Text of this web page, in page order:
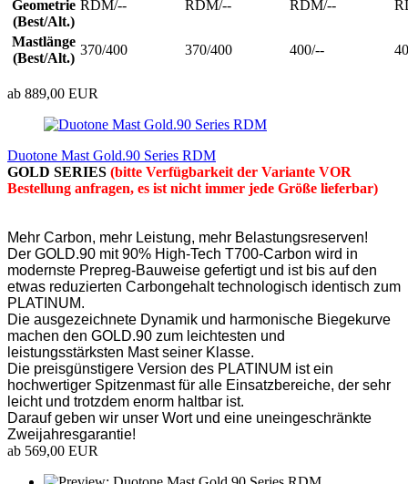
Geometrie
(Best/Alt.)
RDM/-- RDM/-- RDM/--
Mastlänge
(Best/Alt.)
370/400 370/400 400/--
ab 889,00 EUR
Duotone Mast Gold.90 Series RDM
GOLD SERIES (bitte Verfügbarkeit der Variante VOR
Bestellung anfragen, es ist nicht immer jede Größe lieferbar)​
Mehr Carbon, mehr Leistung, mehr Belastungsreserven!
Der GOLD.90 mit 90% High-Tech T700-Carbon wird in
modernste Prepreg-Bauweise gefertigt und ist bis auf den
etwas reduzierten Carbongehalt technologisch identisch zum
PLATINUM.
Die ausgezeichnete Dynamik und harmonische Biegekurve
machen den GOLD.90 zum leichtesten und
leistungsstärksten Mast seiner Klasse.
Die preisgünstigere Version des PLATINUM ist ein
hochwertiger Spitzenmast für alle Einsatzbereiche, der sehr
leicht und trotzdem enorm haltbar ist.
Darauf geben wir unser Wort und eine uneingeschränkte
Zweijahresgarantie!
ab 569,00 EUR